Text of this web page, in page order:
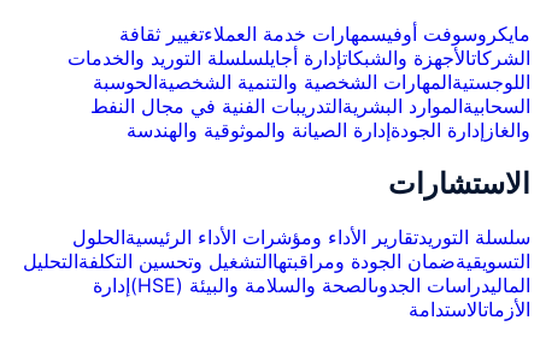
مايكروسوفت أوفيسمهارات خدمة العملاءتغيير ثقافة
الشركاتالأجهزة والشبكاتإدارة أجايلسلسلة التوريد والخدمات
اللوجستيةالمهارات الشخصية والتنمية الشخصيةالحوسبة
السحابيةالموارد البشريةالتدريبات الفنية في مجال النفط
والغاز إدارة الجودةإدارة الصيانة والموثوقية والهندسة
الاستشارات
سلسلة التوريدتقارير الأداء ومؤشرات الأداء الرئيسيةالحلول
التسويقيةضمان الجودة ومراقبتهاالتشغيل وتحسين التكلفةالتحليل
الماليدراسات الجدوىالصحة والسلامة والبيئة (HSE)
إدارة
الأزماتالاستدامة